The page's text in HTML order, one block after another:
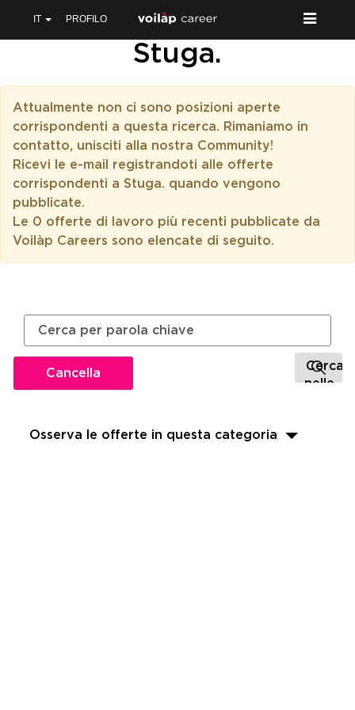
IT PROFILO
Stuga.
Attualmente non ci sono posizioni aperte
corrispondenti a questa ricerca. Rimaniamo in
contatto, unisciti alla nostra Community!
Ricevi le e-mail registrandoti alle offerte
corrispondenti a Stuga. quando vengono
pubblicate.
Le 0 offerte di lavoro più recenti pubblicate da
Voilàp Careers sono elencate di seguito.
Cancella
Osserva le offerte in questa categoria